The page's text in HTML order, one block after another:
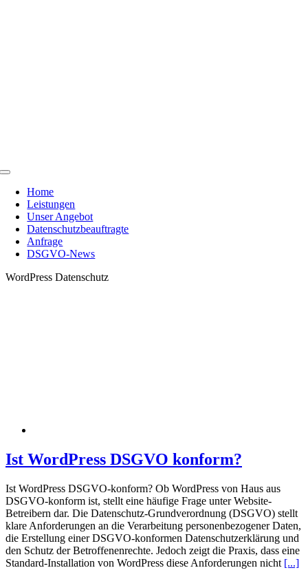
Toggle
NavigationHome
Leistungen
Unser Angebot
Datenschutzbeauftragte
Anfrage
DSGVO-News
WordPress Datenschutz
Ist WordPress DSGVO konform?
Ist WordPress DSGVO-konform? Ob WordPress von Haus aus
DSGVO-konform ist, stellt eine häufige Frage unter Website-
Betreibern dar. Die Datenschutz-Grundverordnung (DSGVO) stellt
klare Anforderungen an die Verarbeitung personenbezogener Daten,
die Erstellung einer DSGVO-konformen Datenschutzerklärung und
den Schutz der Betroffenenrechte. Jedoch zeigt die Praxis, dass eine
Standard-Installation von WordPress diese Anforderungen nicht [...]